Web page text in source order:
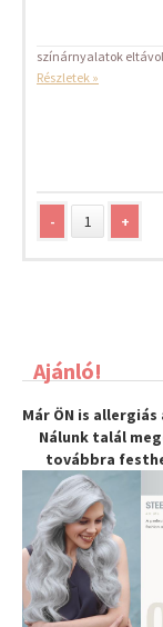
színárnyalatok
Részletek »
- +
Ajánló!
Már ÖN is
Nálunk talál
továbbra